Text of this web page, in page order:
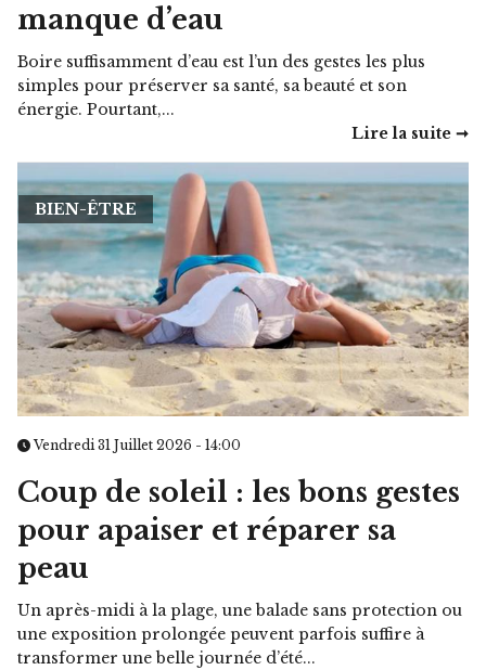
manque d’eau
Boire suffisamment d’eau est l’un des gestes les plus
simples pour préserver sa santé, sa beauté et son
énergie. Pourtant,...
Lire la suite ➞
BIEN-ÊTRE
Vendredi 31 Juillet 2026 - 14:00
Coup de soleil : les bons gestes
pour apaiser et réparer sa
peau
Un après-midi à la plage, une balade sans protection ou
une exposition prolongée peuvent parfois suffire à
transformer une belle journée d’été...